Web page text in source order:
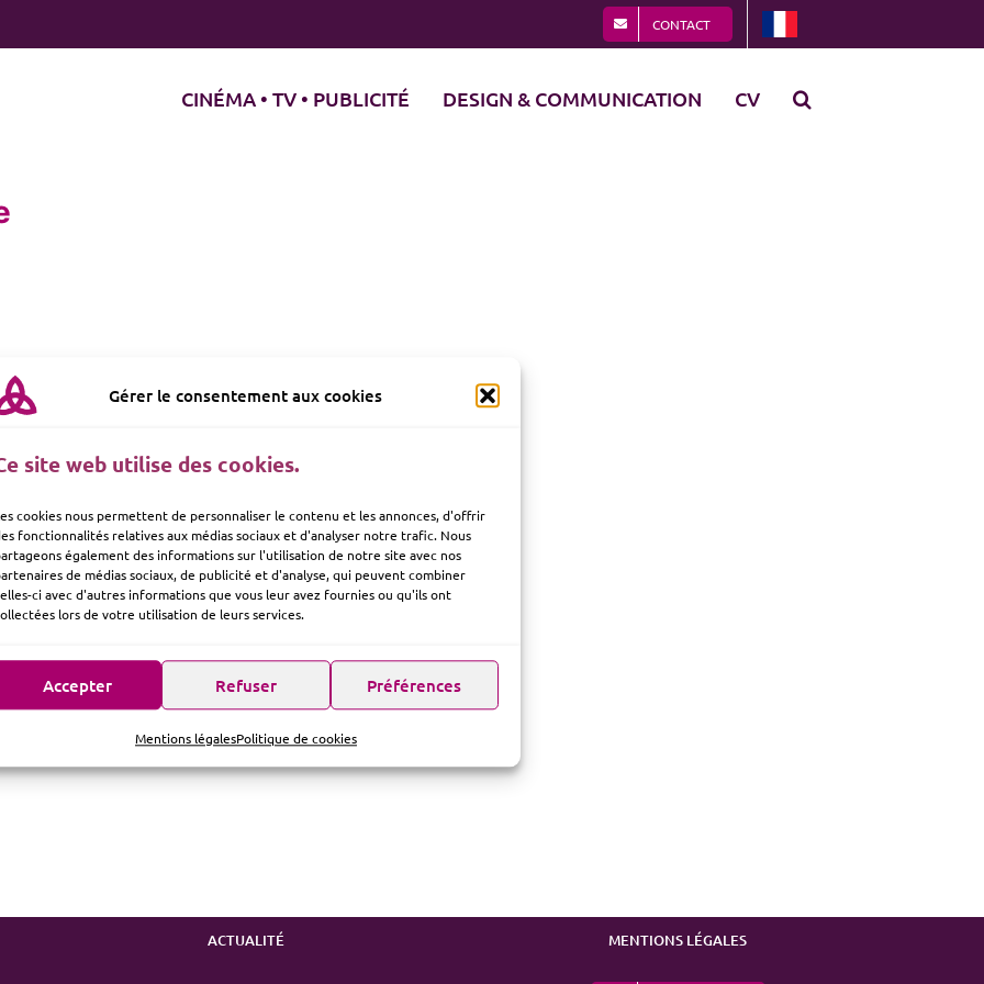
Gérer le consentement aux cookies
site web utilise des cookies.
cookies nous permettent de personnaliser le contenu et les annonces, d'offrir
fonctionnalités relatives aux médias sociaux et d'analyser notre trafic. Nous
également des informations sur l'utilisation de notre site avec nos
de médias sociaux, de publicité et d'analyse, qui peuvent combiner
ci avec d'autres informations que vous leur avez fournies ou qu'ils ont
lors de votre utilisation de leurs services.
Accepter Refuser Préférences
Mentions légalesPolitique de cookies
CONTACT
CINÉMA • TV • PUBLICITÉ DESIGN & COMMUNICATION CV
ACTUALITÉ MENTIONS LÉGALES